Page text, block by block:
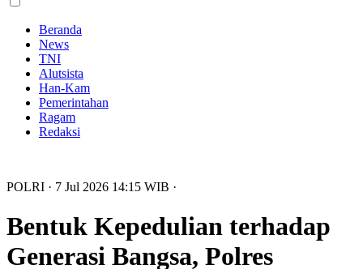
Beranda
News
TNI
Alutsista
Han-Kam
Pemerintahan
Ragam
Redaksi
POLRI · 7 Jul 2026 14:15 WIB ·
Bentuk Kepedulian terhadap
Generasi Bangsa, Polres